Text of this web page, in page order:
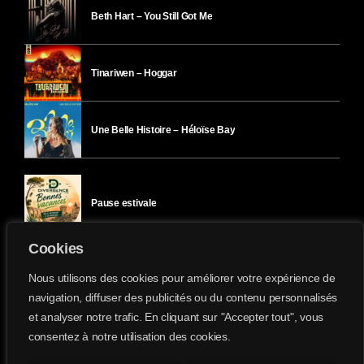
Cookies
Nous utilisons des cookies pour améliorer votre expérience de
navigation, diffuser des publicités ou du contenu personnalisés
et analyser notre trafic. En cliquant sur "Accepter tout", vous
consentez à notre utilisation des cookies.
Beth Hart – You Still Got Me
Tinariwen – Hoggar
Une Belle Histoire – Héloïse Bay
Pause estivale
Ici l’Ombre – mardi 28 juillet